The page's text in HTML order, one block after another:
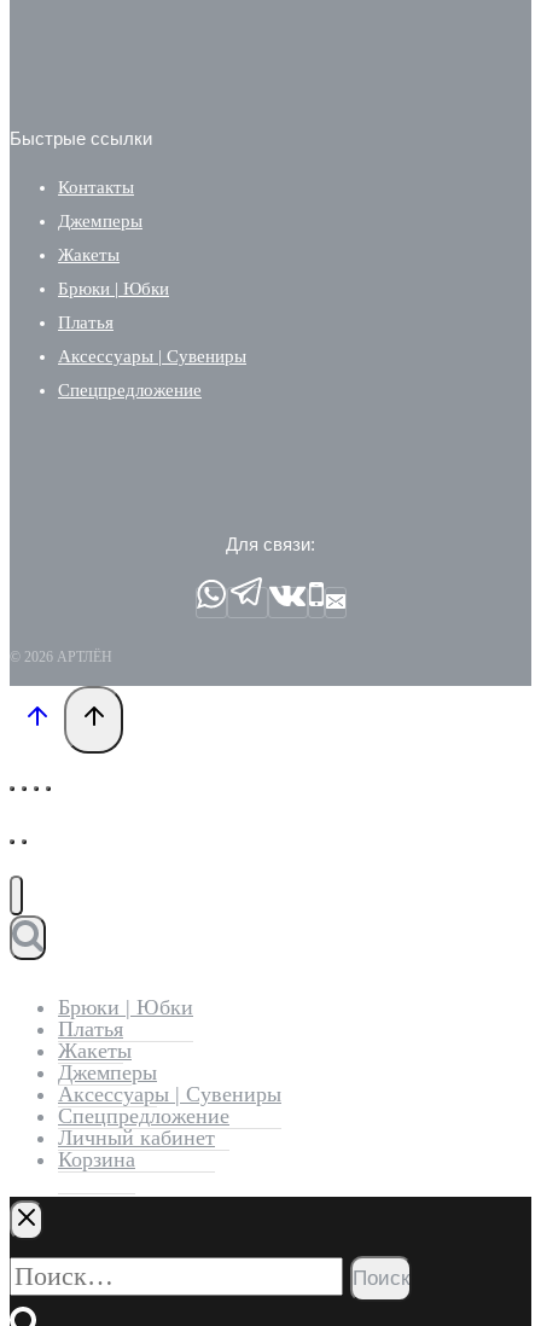
Быстрые ссылки
Контакты
Джемперы
Жакеты
Брюки | Юбки
Платья
Аксессуары | Сувениры
Спецпредложение
Для связи:
© 2026 АРТЛЁН
Брюки | Юбки
Платья
Жакеты
Джемперы
Аксессуары | Сувениры
Спецпредложение
Личный кабинет
Корзина
Найти: